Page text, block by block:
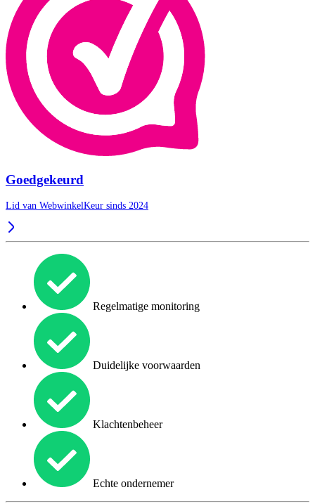
Goedgekeurd
Lid van WebwinkelKeur sinds 2024
Regelmatige monitoring
Duidelijke voorwaarden
Klachtenbeheer
Echte ondernemer